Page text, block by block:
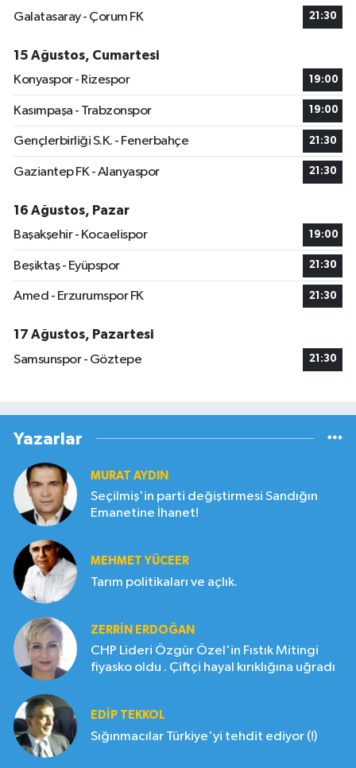
Galatasaray - Çorum FK
21:30
15 Ağustos, Cumartesi
Konyaspor - Rizespor
19:00
Kasımpaşa - Trabzonspor 19:00
Gençlerbirliği S.K. - Fenerbahçe 21:30
Gaziantep FK - Alanyaspor 21:30
16 Ağustos, Pazar
Başakşehir - Kocaelispor
19:00
Beşiktaş - Eyüpspor 21:30
Amed - Erzurumspor FK 21:30
17 Ağustos, Pazartesi
Samsunspor - Göztepe
21:30
Yazarlar
MURAT AYDIN
Seçilmiş'in parti değiştirmesi Sandığın
Emanetine İhanet!
MEHMET YÜCEER
Tarım politikaları ve açlık.
ZERRIN ERDOĞAN
CHP Lideri Özgür Özel'in Fıstık Mitingi
fiyasko oldu . Çiftçi hayal kırıklığına uğradı
EDIP TEKKOL
Sığınmacılar Türkiye'yi tehdit ediyor (!)